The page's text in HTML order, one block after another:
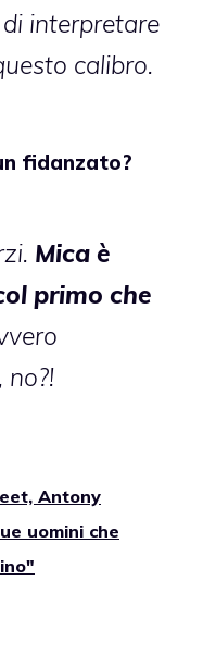
interpretare
calibro.
fidanzato?
Mica è
primo che
no?!
Antony
uomini che